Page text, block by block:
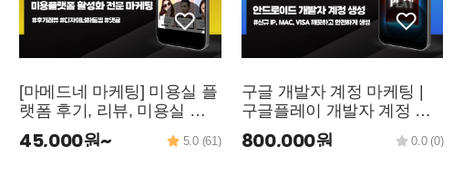
[마메드네 마케팅] 미용실 플
랫폼 후기, 리뷰, 미용실 하
트(찜), 디자이너 좋아요를
통해 활성화 마케팅
45,000원~ 5.0 (61)
구글 개발자 계정 마케팅 |
구글플레이 개발자 계정 생
성·등록 대행 & 앱 출시 지원
800,000원 0.0 (0)